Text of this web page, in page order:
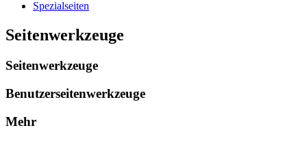
Spezialseiten
Seitenwerkzeuge
Seitenwerkzeuge
Benutzerseitenwerkzeuge
Mehr